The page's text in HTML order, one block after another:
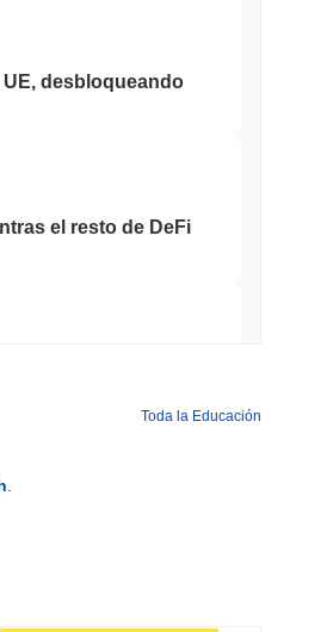
UE, desbloqueando
el resto de DeFi
Toda la Educación